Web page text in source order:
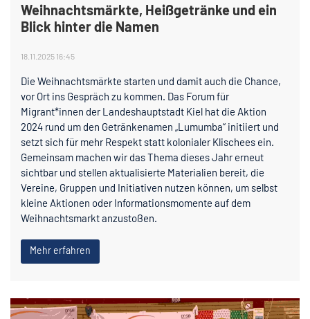
Weihnachtsmärkte, Heißgetränke und ein
Blick hinter die Namen
18.11.2025 16:45
Die Weihnachtsmärkte starten und damit auch die Chance,
vor Ort ins Gespräch zu kommen. Das Forum für
Migrant*innen der Landeshauptstadt Kiel hat die Aktion
2024 rund um den Getränkenamen „Lumumba“ initiiert und
setzt sich für mehr Respekt statt kolonialer Klischees ein.
Gemeinsam machen wir das Thema dieses Jahr erneut
sichtbar und stellen aktualisierte Materialien bereit, die
Vereine, Gruppen und Initiativen nutzen können, um selbst
kleine Aktionen oder Informationsmomente auf dem
Weihnachtsmarkt anzustoßen.
Mehr erfahren